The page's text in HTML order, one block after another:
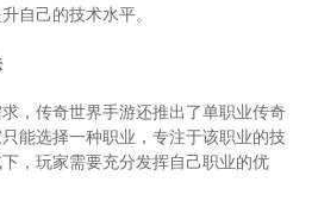
自己的技术水平。
，传奇世界手游还推出了单职业传奇
能选择一种职业，专注于该职业的技
，玩家需要充分发挥自己职业的优